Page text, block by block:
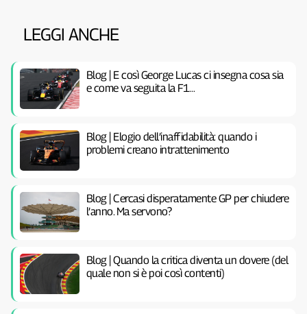
LEGGI ANCHE
Blog | E così George Lucas ci insegna cosa sia
e come va seguita la F1…
Blog | Elogio dell’inaffidabilità: quando i
problemi creano intrattenimento
Blog | Cercasi disperatamente GP per chiudere
l’anno. Ma servono?
Blog | Quando la critica diventa un dovere (del
quale non si è poi così contenti)